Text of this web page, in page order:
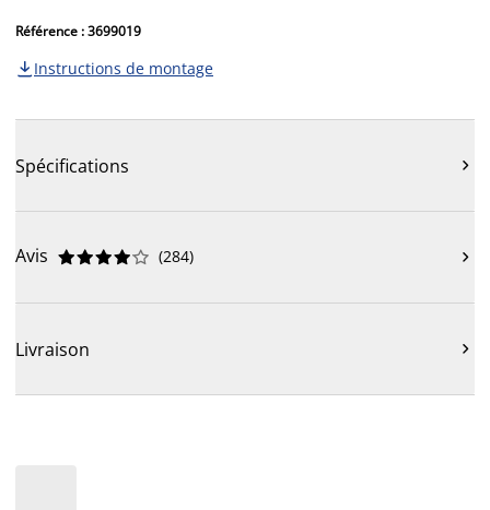
Référence : 3699019
 Instructions de montage
Spécifications 
Avis 




 (284) 
Livraison 